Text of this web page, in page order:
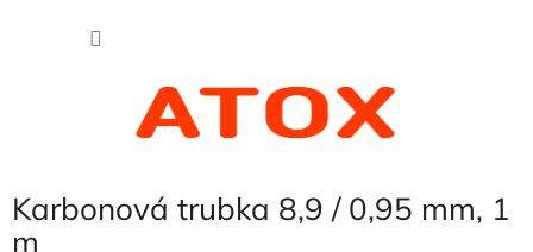
Karbonová trubka 8,9 / 0,95 mm, 1
m